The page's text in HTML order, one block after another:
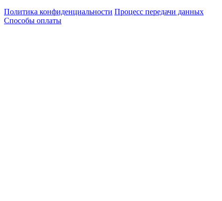
Политика конфиденциальности Процесс передачи данных
Способы оплаты